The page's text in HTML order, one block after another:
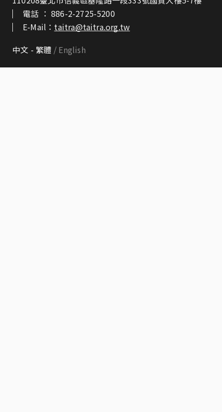
電話 ： 886-2-2725-5200
E-Mail： taitra@taitra.org.tw
中文 - 繁體
English